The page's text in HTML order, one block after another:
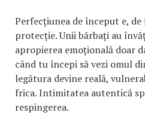
Perfecțiunea de început e,
protecție. Unii bărbați au
apropierea emoțională doar
când tu începi să vezi omul
legătura devine reală,
frica. Intimitatea autentică
respingerea.